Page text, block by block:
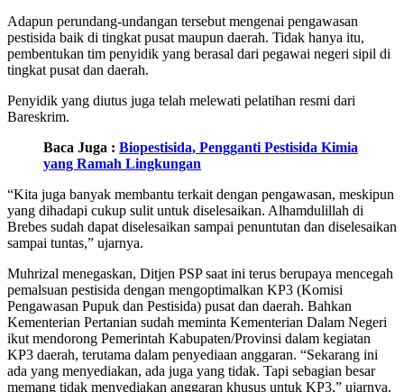
Adapun perundang-undangan tersebut mengenai pengawasan
pestisida baik di tingkat pusat maupun daerah. Tidak hanya itu,
pembentukan tim penyidik yang berasal dari pegawai negeri sipil di
tingkat pusat dan daerah.
Penyidik yang diutus juga telah melewati pelatihan resmi dari
Bareskrim.
Baca Juga : Biopestisida, Pengganti Pestisida Kimia
yang Ramah Lingkungan
“Kita juga banyak membantu terkait dengan pengawasan, meskipun
yang dihadapi cukup sulit untuk diselesaikan. Alhamdulillah di
Brebes sudah dapat diselesaikan sampai penuntutan dan diselesaikan
sampai tuntas,” ujarnya.
Muhrizal menegaskan, Ditjen PSP saat ini terus berupaya mencegah
pemalsuan pestisida dengan mengoptimalkan KP3 (Komisi
Pengawasan Pupuk dan Pestisida) pusat dan daerah. Bahkan
Kementerian Pertanian sudah meminta Kementerian Dalam Negeri
ikut mendorong Pemerintah Kabupaten/Provinsi dalam kegiatan
KP3 daerah, terutama dalam penyediaan anggaran. “Sekarang ini
ada yang menyediakan, ada juga yang tidak. Tapi sebagian besar
memang tidak menyediakan anggaran khusus untuk KP3,” ujarnya.